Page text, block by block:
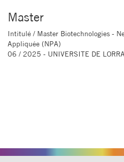
Master
Intitulé / Master Biotechnologies -
Appliquée (NPA)
06 / 2025 - UNIVERSITE DE